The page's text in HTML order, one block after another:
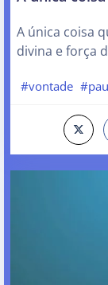
A única coisa
divina e força
#vontade